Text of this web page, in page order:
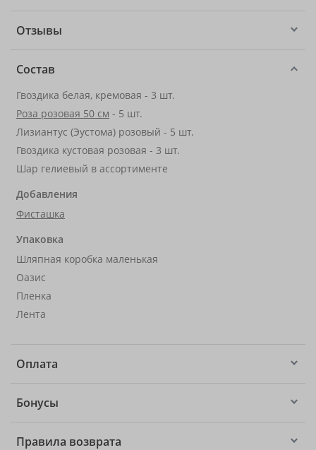
Отзывы
Состав
Гвоздика белая, кремовая - 3 шт.
Роза розовая 50 см - 5 шт.
Лизиантус (Эустома) розовый - 5 шт.
Гвоздика кустовая розовая - 3 шт.
Шар гелиевый в ассортименте
Добавления
Фисташка
Упаковка
Шляпная коробка маленькая
Оазис
Пленка
Лента
Оплата
Бонусы
Правила возврата